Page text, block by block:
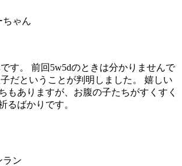
ちゃん
す。 前回5w5dのときは分かりませんで
だということが判明しました。 嬉しい
もありますが、お腹の子たちがすくすく
るばかりです。
ラン